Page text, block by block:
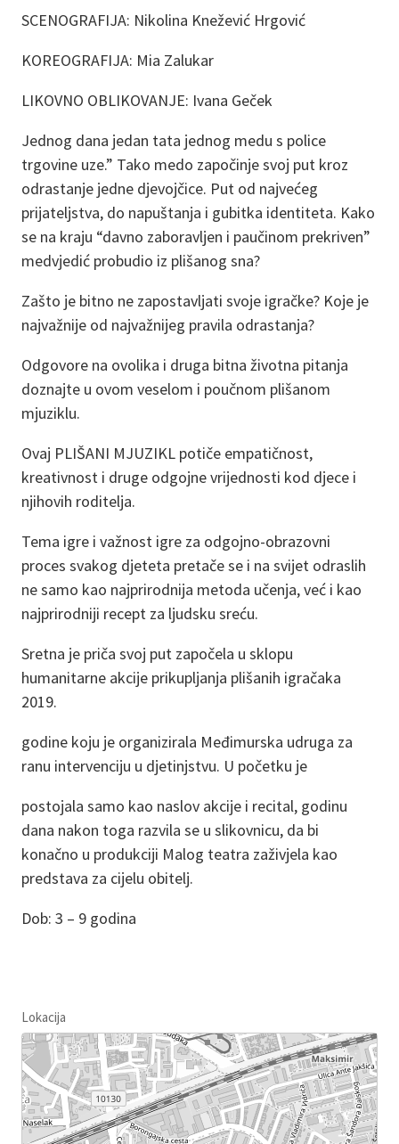
SCENOGRAFIJA: Nikolina Knežević Hrgović
KOREOGRAFIJA: Mia Zalukar
LIKOVNO OBLIKOVANJE: Ivana Geček
Jednog dana jedan tata jednog medu s police
trgovine uze.” Tako medo započinje svoj put kroz
odrastanje jedne djevojčice. Put od najvećeg
prijateljstva, do napuštanja i gubitka identiteta. Kako
se na kraju “davno zaboravljen i paučinom prekriven”
medvjedić probudio iz plišanog sna?
Zašto je bitno ne zapostavljati svoje igračke? Koje je
najvažnije od najvažnijeg pravila odrastanja?
Odgovore na ovolika i druga bitna životna pitanja
doznajte u ovom veselom i poučnom plišanom
mjuziklu.
Ovaj PLIŠANI MJUZIKL potiče empatičnost,
kreativnost i druge odgojne vrijednosti kod djece i
njihovih roditelja.
Tema igre i važnost igre za odgojno-obrazovni
proces svakog djeteta pretače se i na svijet odraslih
ne samo kao najprirodnija metoda učenja, već i kao
najprirodniji recept za ljudsku sreću.
Sretna je priča svoj put započela u sklopu
humanitarne akcije prikupljanja plišanih igračaka
2019.
godine koju je organizirala Međimurska udruga za
ranu intervenciju u djetinjstvu. U početku je
postojala samo kao naslov akcije i recital, godinu
dana nakon toga razvila se u slikovnicu, da bi
konačno u produkciji Malog teatra zaživjela kao
predstava za cijelu obitelj.
Dob: 3 – 9 godina
Lokacija